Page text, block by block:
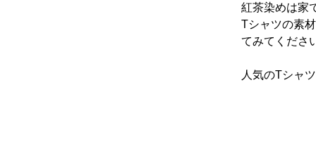
紅茶染めは家
Tシャツの素
てみてくださ
人気のTシャ